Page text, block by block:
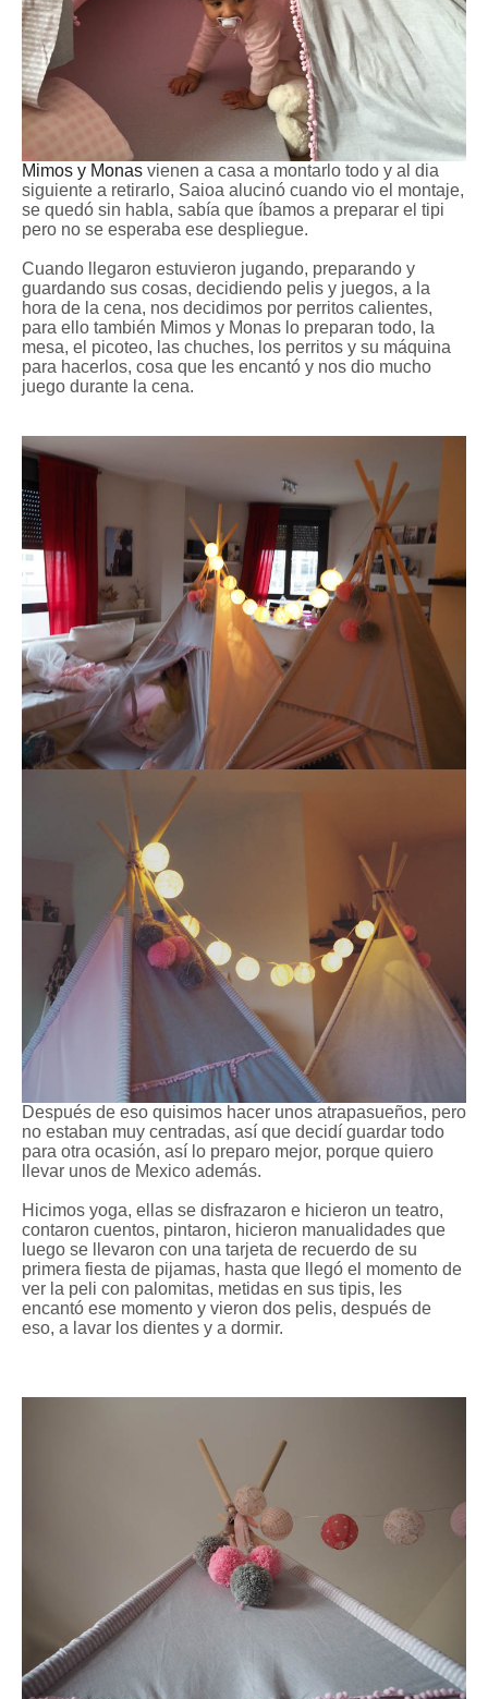
Mimos y Monas vienen a casa a montarlo todo y al dia
siguiente a retirarlo, Saioa alucinó cuando vio el montaje,
se quedó sin habla, sabía que íbamos a preparar el tipi
pero no se esperaba ese despliegue.
Cuando llegaron estuvieron jugando, preparando y
guardando sus cosas, decidiendo pelis y juegos, a la
hora de la cena, nos decidimos por perritos calientes,
para ello también Mimos y Monas lo preparan todo, la
mesa, el picoteo, las chuches, los perritos y su máquina
para hacerlos, cosa que les encantó y nos dio mucho
juego durante la cena.
Después de eso quisimos hacer unos atrapasueños, pero
no estaban muy centradas, así que decidí guardar todo
para otra ocasión, así lo preparo mejor, porque quiero
llevar unos de Mexico además.
Hicimos yoga, ellas se disfrazaron e hicieron un teatro,
contaron cuentos, pintaron, hicieron manualidades que
luego se llevaron con una tarjeta de recuerdo de su
primera fiesta de pijamas, hasta que llegó el momento de
ver la peli con palomitas, metidas en sus tipis, les
encantó ese momento y vieron dos pelis, después de
eso, a lavar los dientes y a dormir.